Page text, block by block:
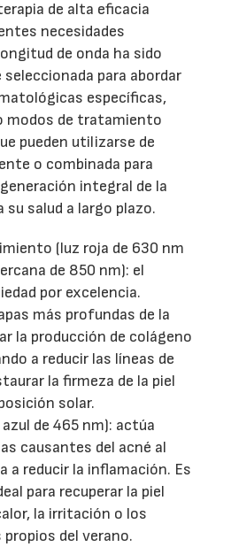
de alta eficacia
necesidades
de onda ha sido
para abordar
específicas,
modos de tratamiento
pueden utilizarse de
o combinada para
integral de la
su salud a largo plazo.
(luz roja de 630 nm
de 850 nm): el
por excelencia.
más profundas de la
la producción de colágeno
a reducir las líneas de
la firmeza de la piel
solar.
de 465 nm): actúa
causantes del acné al
a reducir la inflamación. Es
para recuperar la piel
la irritación o los
del verano.